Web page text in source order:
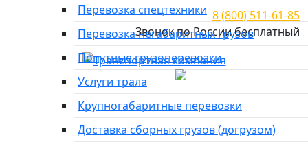
Город отправки
8 (800) 511-61-85
Звонок по России бесплатный
Перевозка спецтехники
Перевозка негабаритных грузов
Попутные грузоперевозки
Услуги трала
Крупногабаритные перевозки
Доставка сборных грузов (догрузом)
Тарифы»Грузоперевозки из Гусь-
Хрустального в Владимир